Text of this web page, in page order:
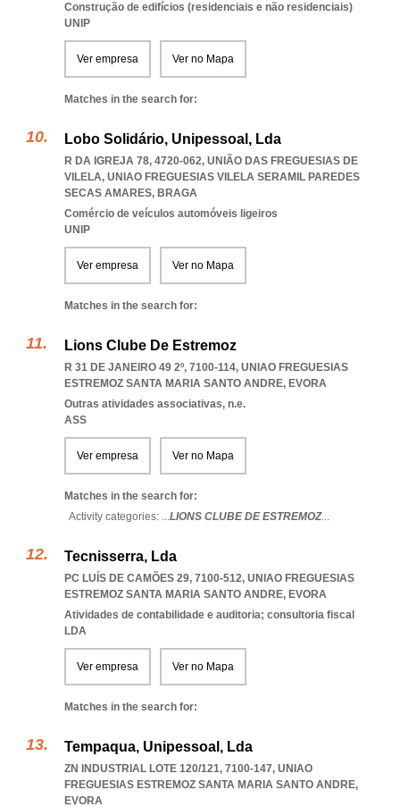
Construção de edifícios (residenciais e não residenciais)
UNIP
Ver empresa Ver no Mapa
Matches in the search for:
Lobo Solidário, Unipessoal, Lda
R DA IGREJA 78, 4720-062, UNIÃO DAS FREGUESIAS DE
VILELA, UNIAO FREGUESIAS VILELA SERAMIL PAREDES
SECAS AMARES, BRAGA
Comércio de veículos automóveis ligeiros
UNIP
Ver empresa Ver no Mapa
Matches in the search for:
Lions Clube De Estremoz
R 31 DE JANEIRO 49 2º, 7100-114, UNIAO FREGUESIAS
ESTREMOZ SANTA MARIA SANTO ANDRE, EVORA
Outras atividades associativas, n.e.
ASS
Ver empresa Ver no Mapa
Matches in the search for:
Activity categories: ...LIONS CLUBE DE ESTREMOZ...
Tecnisserra, Lda
PC LUÍS DE CAMÕES 29, 7100-512, UNIAO FREGUESIAS
ESTREMOZ SANTA MARIA SANTO ANDRE, EVORA
Atividades de contabilidade e auditoria; consultoria fiscal
LDA
Ver empresa Ver no Mapa
Matches in the search for:
Tempaqua, Unipessoal, Lda
ZN INDUSTRIAL LOTE 120/121, 7100-147, UNIAO
FREGUESIAS ESTREMOZ SANTA MARIA SANTO ANDRE,
EVORA